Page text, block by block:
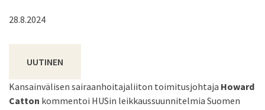
28.8.2024
UUTINEN
Kansainvälisen sairaanhoitajaliiton toimitusjohtaja Howard
Catton kommentoi HUSin leikkaussuunnitelmia Suomen